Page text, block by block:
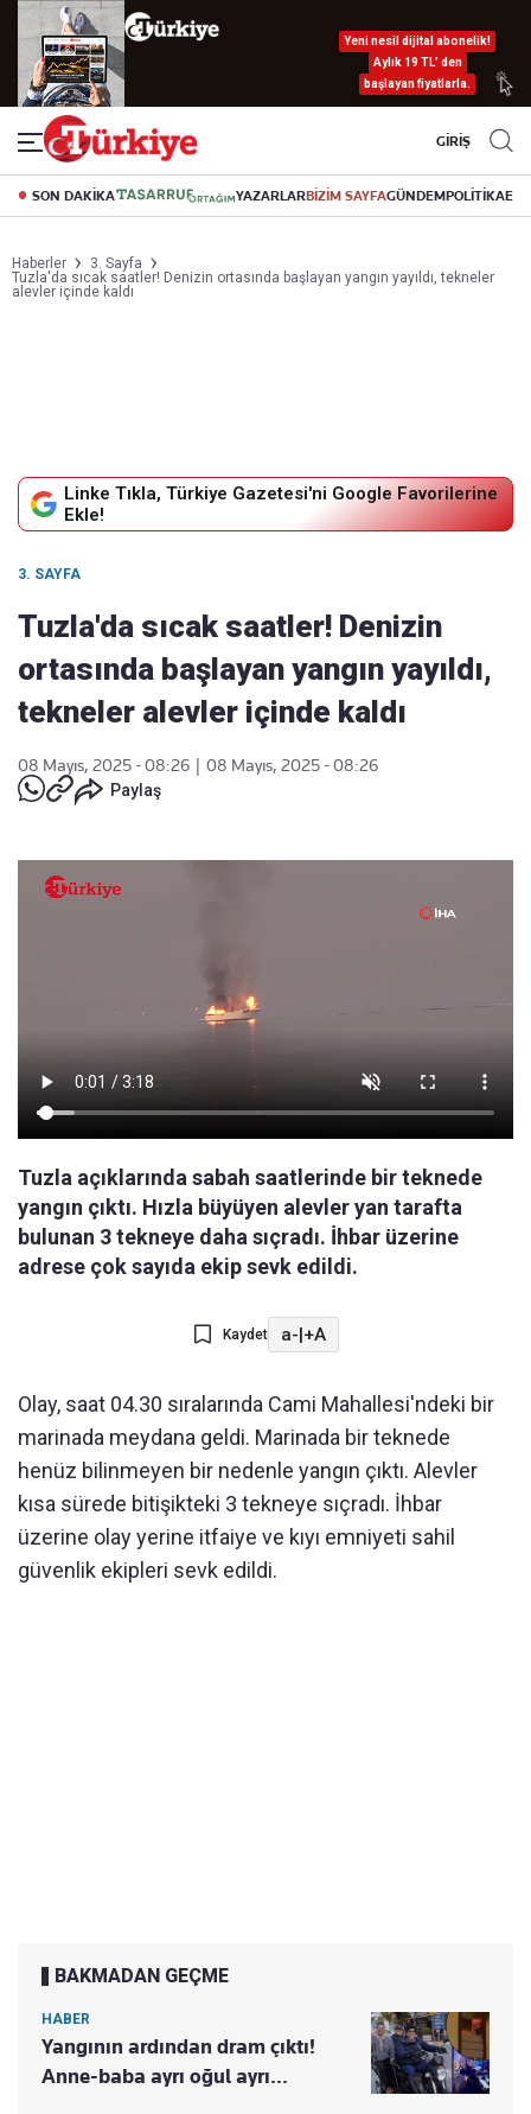
Yeni nesil dijital abonelik!
Aylık 19 TL’ den
başlayan fiyatlarla.
GİRİŞ
SON DAKİKA YAZARLARBİZİM SAYFAGÜNDEMPOLİTİKA
Haberler
3. Sayfa
Tuzla'da sıcak saatler! Denizin ortasında başlayan yangın yayıldı, tekneler
alevler içinde kaldı
Linke Tıkla, Türkiye Gazetesi'ni Google Favorilerine
Ekle!
3. SAYFA
Tuzla'da sıcak saatler! Denizin
ortasında başlayan yangın yayıldı,
tekneler alevler içinde kaldı
08 Mayıs, 2025 - 08:26
08 Mayıs, 2025 - 08:26
Paylaş
Tuzla açıklarında sabah saatlerinde bir teknede
yangın çıktı. Hızla büyüyen alevler yan tarafta
bulunan 3 tekneye daha sıçradı. İhbar üzerine
adrese çok sayıda ekip sevk edildi.
Kaydet a-|+A
Olay, saat 04.30 sıralarında Cami Mahallesi'ndeki bir
marinada meydana geldi. Marinada bir teknede
henüz bilinmeyen bir nedenle yangın çıktı. Alevler
kısa sürede bitişikteki 3 tekneye sıçradı. İhbar
üzerine olay yerine itfaiye ve kıyı emniyeti sahil
güvenlik ekipleri sevk edildi.
BAKMADAN GEÇME
HABER
Yangının ardından dram çıktı!
Anne-baba ayrı oğul ayrı...